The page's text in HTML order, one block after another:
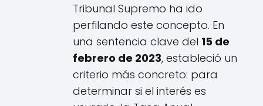
Tribunal Supremo ha ido
perfilando este concepto. En
una sentencia clave del 15 de
febrero de 2023, estableció un
criterio más concreto: para
determinar si el interés es